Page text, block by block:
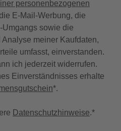
personenbezogenen
E-Mail-Werbung, die
sowie die
meiner Kaufdaten,
umfasst, einverstanden.
ich jederzeit widerrufen.
Einverständnisses erhalte
*.
Datenschutzhinweise.